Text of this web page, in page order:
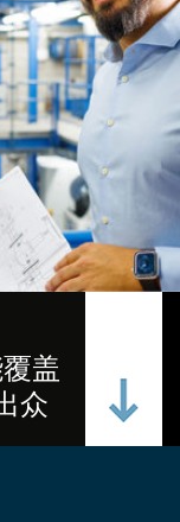
盖
众